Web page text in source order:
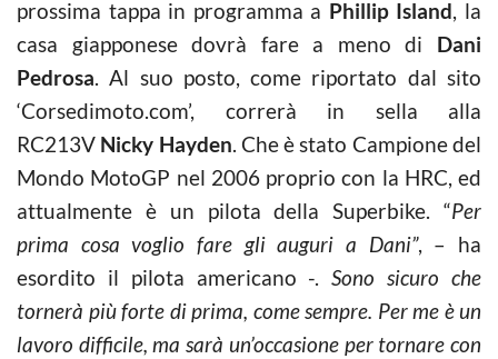
prossima tappa in programma a Phillip Island, la
casa giapponese dovrà fare a meno di Dani
Pedrosa. Al suo posto, come riportato dal sito
‘Corsedimoto.com’, correrà in sella alla
RC213V Nicky Hayden. Che è stato Campione del
Mondo MotoGP nel 2006 proprio con la HRC, ed
attualmente è un pilota della Superbike. “Per
prima cosa voglio fare gli auguri a Dani”, – ha
esordito il pilota americano -.Sono sicuro che
tornerà più forte di prima, come sempre. Per me è un
lavoro difficile, ma sarà un’occasione per tornare con